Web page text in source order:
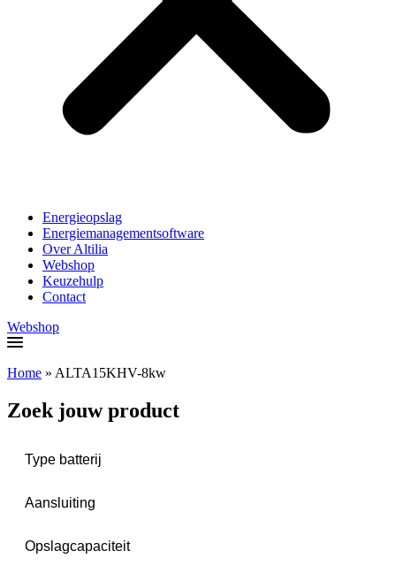
Energieopslag
Energiemanagementsoftware
Over Altilia
Webshop
Keuzehulp
Contact
Webshop
Home » ALTA15KHV-8kw
Zoek jouw product